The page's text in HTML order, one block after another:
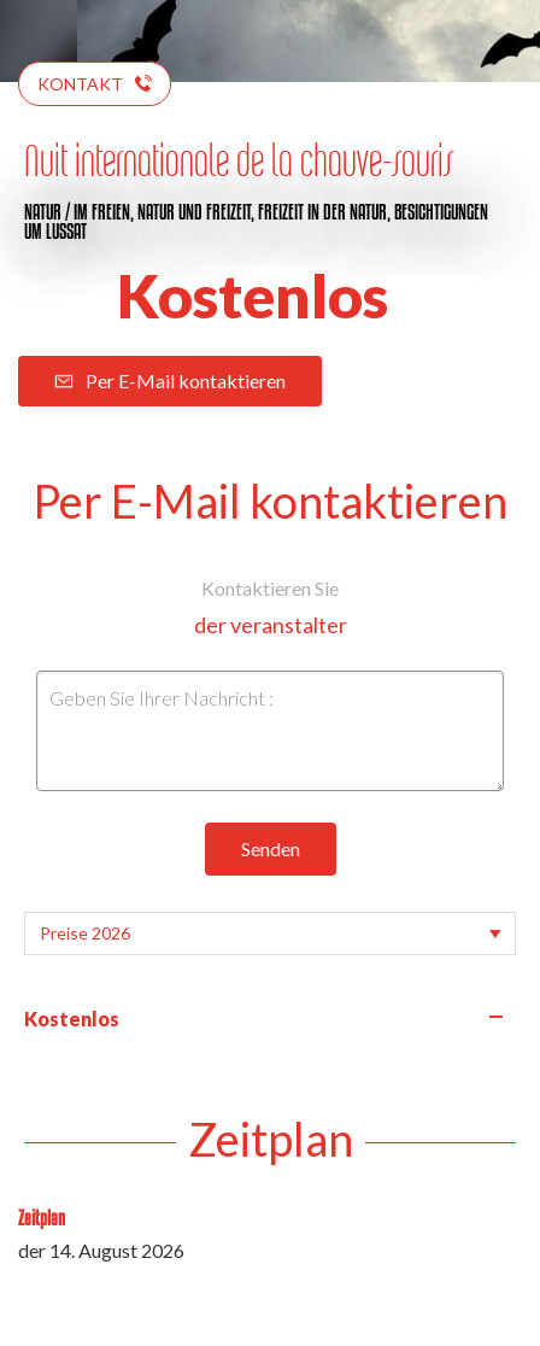
KONTAKT
Nuit internationale de la chauve-souris
NATUR / IM FREIEN, NATUR UND FREIZEIT, FREIZEIT IN DER NATUR, BESICHTIGUNGEN
UM LUSSAT
Kostenlos
Per E-Mail kontaktieren
Per E-Mail kontaktieren
Kontaktieren Sie
der veranstalter
Senden
Kostenlos —
Zeitplan
Zeitplan
der 14. August 2026